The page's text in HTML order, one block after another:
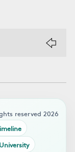
reserved 2026